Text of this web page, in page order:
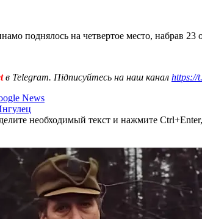
поднялось на четвертое место, набрав 23
в Telegram. Підписуйтесь на наш канал https://
News
необходимый текст и нажмите